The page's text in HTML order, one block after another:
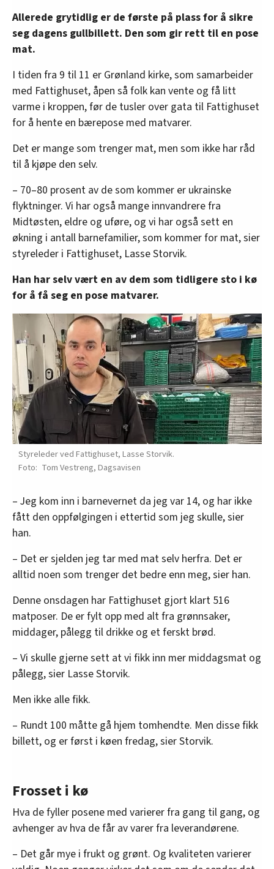
Allerede grytidlig er de første på plass for å sikre
seg dagens gullbillett. Den som gir rett til en pose
mat.
I tiden fra 9 til 11 er Grønland kirke, som samarbeider
med Fattighuset, åpen så folk kan vente og få litt
varme i kroppen, før de tusler over gata til Fattighuset
for å hente en bærepose med matvarer.
Det er mange som trenger mat, men som ikke har råd
til å kjøpe den selv.
– 70–80 prosent av de som kommer er ukrainske
flyktninger. Vi har også mange innvandrere fra
Midtøsten, eldre og uføre, og vi har også sett en
økning i antall barnefamilier, som kommer for mat, sier
styreleder i Fattighuset, Lasse Storvik.
Han har selv vært en av dem som tidligere sto i kø
for å få seg en pose matvarer.
Styreleder ved Fattighuset, Lasse Storvik.
Tom Vestreng, Dagsavisen
– Jeg kom inn i barnevernet da jeg var 14, og har ikke
fått den oppfølgingen i ettertid som jeg skulle, sier
han.
– Det er sjelden jeg tar med mat selv herfra. Det er
alltid noen som trenger det bedre enn meg, sier han.
Denne onsdagen har Fattighuset gjort klart 516
matposer. De er fylt opp med alt fra grønnsaker,
middager, pålegg til drikke og et ferskt brød.
– Vi skulle gjerne sett at vi fikk inn mer middagsmat og
pålegg, sier Lasse Storvik.
Men ikke alle fikk.
– Rundt 100 måtte gå hjem tomhendte. Men disse fikk
billett, og er først i køen fredag, sier Storvik.
Frosset i kø
Hva de fyller posene med varierer fra gang til gang, og
avhenger av hva de får av varer fra leverandørene.
– Det går mye i frukt og grønt. Og kvaliteten varierer